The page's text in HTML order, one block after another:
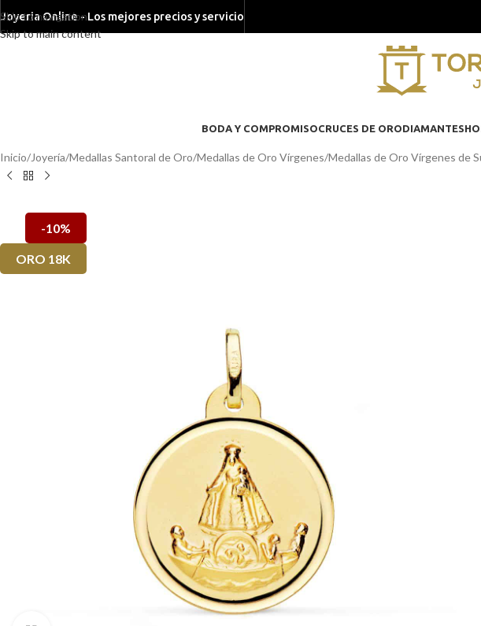
Skip to navigation
Skip to main content
Joyeria Online - Los mejores precios y servicio
BODA Y COMPROMISOCRUCES DE ORODIAMANTES
Inicio/Joyería/Medallas Santoral de Oro/Medallas de Oro Vírgenes/Medallas de Oro Vírgenes de
-10%
ORO 18K